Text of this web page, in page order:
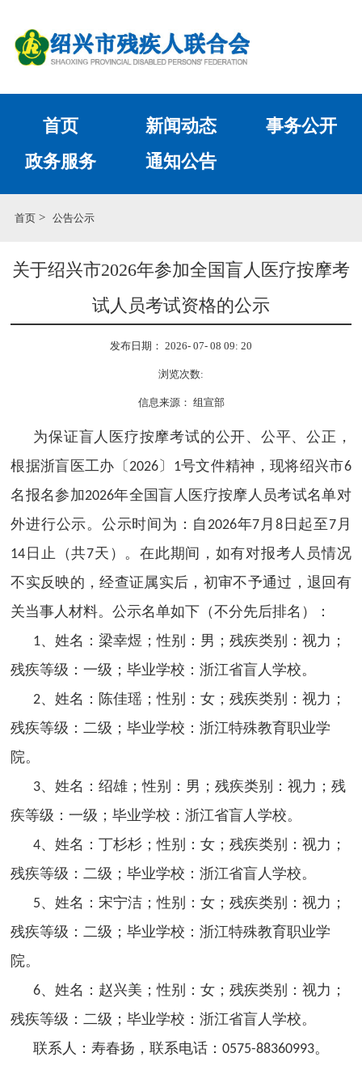
首页 新闻动态
事务公开
政务服务
通知公告
首页 > 公告公示
关于绍兴市2026年参加全国盲人医疗按摩考
试人员考试资格的公示
发布日期： 2026- 07- 08 09: 20
浏览次数:
信息来源： 组宣部
为保证盲人医疗按摩考试的公开、公平、公正，
根据浙盲医工办〔2026 〕 1号文件精神，现将绍兴市6
名报名参加2026年全国盲人医疗按摩人员考试名单对
外进行公示。公示时间为：自 2026年7 月 8日起至 7月
14 日止（共7天）。在此期间，如有对报考人员情况
不实反映的，经查证属实后，初审不予通过，退回有
关当事人材料。公示名单如下（不分先后排名）：
1、姓名：梁幸煜；性别：男；残疾类别：视力；
残疾等级：一级；毕业学校：浙江省盲人学校。
2、姓名：陈佳瑶；性别：女；残疾类别：视力；
残疾等级：二级；毕业学校：浙江特殊教育职业学
院。
3、姓名：绍雄；性别：男；残疾类别：视力；残
疾等级：一级；毕业学校：浙江省盲人学校。
4、姓名：丁杉杉；性别：女；残疾类别：视力；
残疾等级：二级；毕业学校：浙江省盲人学校。
5、姓名：宋宁洁；性别：女；残疾类别：视力；
残疾等级：二级；毕业学校：浙江特殊教育职业学
院。
6、姓名：赵兴美；性别：女；残疾类别：视力；
残疾等级：二级；毕业学校：浙江省盲人学校。
联系人：寿春扬，联系电话：0575-88360993。